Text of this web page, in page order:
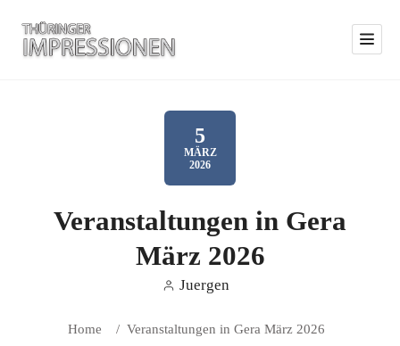
5
MÄRZ
2026
Veranstaltungen in Gera
März 2026
Juergen
Home / Veranstaltungen in Gera März 2026